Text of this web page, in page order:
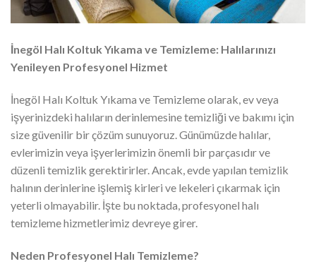
İnegöl Halı Koltuk Yıkama ve Temizleme: Halılarınızı
Yenileyen Profesyonel Hizmet
İnegöl Halı Koltuk Yıkama ve Temizleme olarak, ev veya
işyerinizdeki halıların derinlemesine temizliği ve bakımı için
size güvenilir bir çözüm sunuyoruz. Günümüzde halılar,
evlerimizin veya işyerlerimizin önemli bir parçasıdır ve
düzenli temizlik gerektirirler. Ancak, evde yapılan temizlik
halının derinlerine işlemiş kirleri ve lekeleri çıkarmak için
yeterli olmayabilir. İşte bu noktada, profesyonel halı
temizleme hizmetlerimiz devreye girer.
Neden Profesyonel Halı Temizleme?